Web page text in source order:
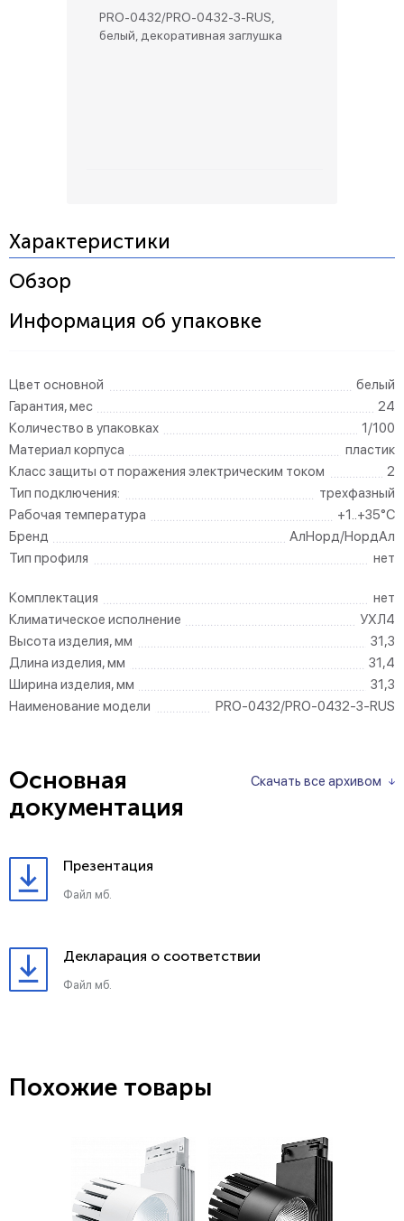
PRO-0432/PRO-0432-3-RUS,
белый, декоративная заглушка
Характеристики
Обзор
Информация об упаковке
Цвет основной
белый
Гарантия, мес
24
Количество в упаковках
1/100
Материал корпуса
пластик
Класс защиты от поражения электрическим током
2
Тип подключения:
трехфазный
Рабочая температура
+1..+35°C
Бренд
АлНорд/НордАл
Тип профиля
нет
Комплектация
нет
Климатическое исполнение
УХЛ4
Высота изделия, мм
31,3
Длина изделия, мм
31,4
Ширина изделия, мм
31,3
Наименование модели
PRO-0432/PRO-0432-3-RUS
Скачать все архивом
Основная
документация
Презентация
Файл мб.
Декларация о соответствии
Файл мб.
Похожие товары